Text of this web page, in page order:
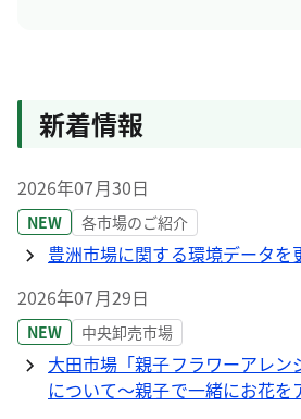
新着情報
2026年07月30日
NEW 各市場のご紹介
豊洲市場に関する環境データを
2026年07月29日
NEW 中央卸売市場
大田市場「親子フラワーアレン
について～親子で一緒にお花